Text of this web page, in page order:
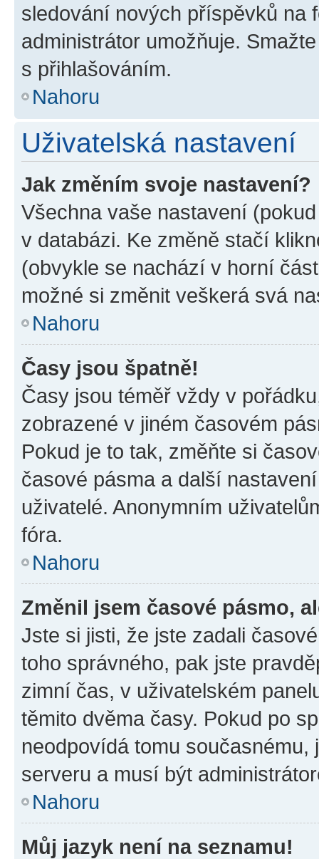
sledování nových příspěvků na
administrátor umožňuje.
s přihlašováním.
Nahoru
Uživatelská nastavení
Jak změním svoje nastavení?
Všechna vaše nastavení
v databázi. Ke změně stačí
(obvykle se nachází v horní
možné si změnit veškerá svá
Nahoru
Časy jsou špatně!
Časy jsou téměř vždy v
zobrazené v jiném časovém
Pokud je to tak, změňte si
časové pásma a další
uživatelé. Anonymním
fóra.
Nahoru
Změnil jsem časové pásmo,
Jste si jisti, že jste zadali
toho správného, pak jste
zimní čas, v uživatelském
těmito dvěma časy. Pokud po
neodpovídá tomu
serveru a musí být
Nahoru
Můj jazyk není na seznamu!